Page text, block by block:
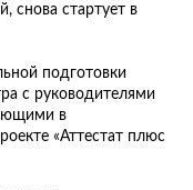
снова стартует в
подготовки
с руководителями
в
«Аттестат плюс